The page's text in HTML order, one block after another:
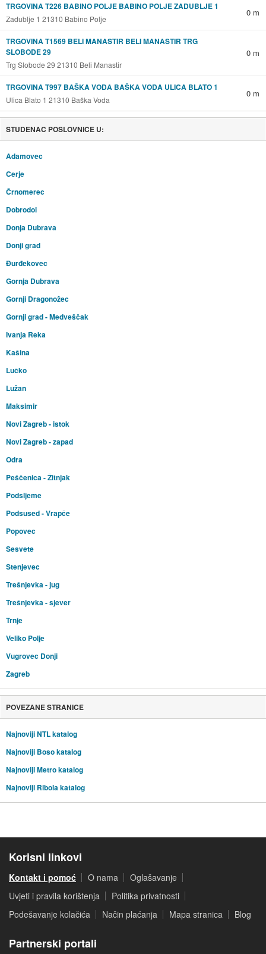
TRGOVINA T226 BABINO POLJE BABINO POLJE ZADUBLJE 1
Zadublje 1 21310 Babino Polje
0 m
TRGOVINA T1569 BELI MANASTIR BELI MANASTIR TRG
SLOBODE 29
Trg Slobode 29 21310 Beli Manastir
0 m
TRGOVINA T997 BAŠKA VODA BAŠKA VODA ULICA BLATO 1
Ulica Blato 1 21310 Baška Voda
0 m
STUDENAC POSLOVNICE U:
Adamovec
Cerje
Črnomerec
Dobrodol
Donja Dubrava
Donji grad
Đurđekovec
Gornja Dubrava
Gornji Dragonožec
Gornji grad - Medveščak
Ivanja Reka
Kašina
Lučko
Lužan
Maksimir
Novi Zagreb - istok
Novi Zagreb - zapad
Odra
Peščenica - Žitnjak
Podsljeme
Podsused - Vrapče
Popovec
Sesvete
Stenjevec
Trešnjevka - jug
Trešnjevka - sjever
Trnje
Veliko Polje
Vugrovec Donji
Zagreb
POVEZANE STRANICE
Najnoviji NTL katalog
Najnoviji Boso katalog
Najnoviji Metro katalog
Najnoviji Ribola katalog
Korisni linkovi
Kontakt i pomoć O nama
Oglašavanje
Uvjeti i pravila korištenja
Politika privatnosti
Podešavanje kolačića
Način plaćanja Mapa stranica Blog
Partnerski portali